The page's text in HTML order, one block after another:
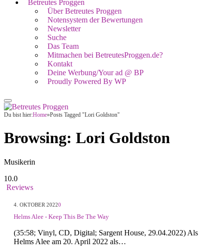
Betreutes Proggen
Über Betreutes Proggen
Notensystem der Bewertungen
Newsletter
Suche
Das Team
Mitmachen bei BetreutesProggen.de?
Kontakt
Deine Werbung/Your ad @ BP
Proudly Powered By WP
Du bist hier:Home»Posts Tagged "Lori Goldston"
Browsing: Lori Goldston
Musikerin
10.0
Reviews
4. OKTOBER 20220
Helms Alee - Keep This Be The Way
(35:58; Vinyl, CD, Digital; Sargent House, 29.04.2022) Als
Helms Alee am 20. April 2022 als…